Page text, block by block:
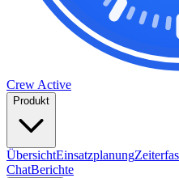
Crew Active
Produkt
ÜbersichtEinsatzplanung
ChatBerichte